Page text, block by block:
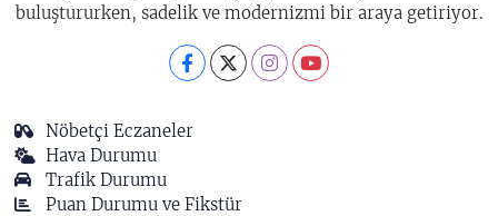
buluştururken, sadelik ve modernizmi bir araya getiriyor.
Nöbetçi Eczaneler
Hava Durumu
Trafik Durumu
Puan Durumu ve Fikstür